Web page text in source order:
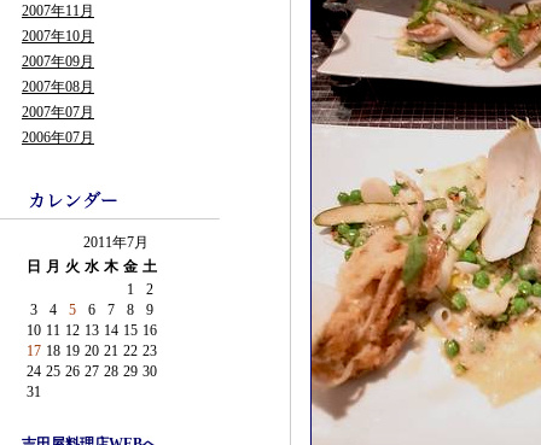
2007年11月
2007年10月
2007年09月
2007年08月
2007年07月
2006年07月
2011年7月
日 月 火 水 木 金 土
1
2
3
4 5 6 7 8
9
10 11 12 13 14 15 16
17 18 19 20 21 22 23
24 25 26 27 28 29 30
31